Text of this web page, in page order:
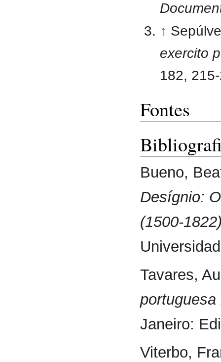
↑
exercito
182,
Fontes
Bueno,
Desígnio:
(1500-
Tavares,
Janeiro:
Viterbo,